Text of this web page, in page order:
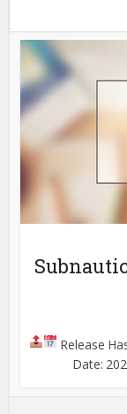
Release
Date: